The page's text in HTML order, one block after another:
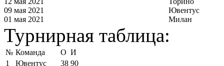
09 мая 2021
Ювентус
01 мая 2021
Милан
Турнирная таблица:
№ Команда О И
1
Ювентус 38 90